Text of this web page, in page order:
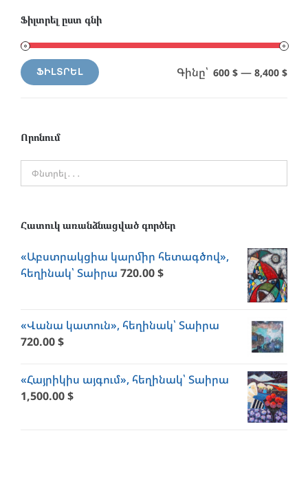
Ֆիլտրել ըստ գնի
Min
MaxՖԻԼՏՐԵԼ Գինը՝ 600 $ — 8,400 $
Որոնում
Հատուկ առանձնացված գործեր
«Աբստրակցիա կարմիր հետագծով»,
հեղինակ՝ Տաիրա 720.00$
«Վանա կատուն», հեղինակ՝ Տաիրա
720.00$
«Հայրիկիս այգում», հեղինակ՝ Տաիրա
1,500.00$